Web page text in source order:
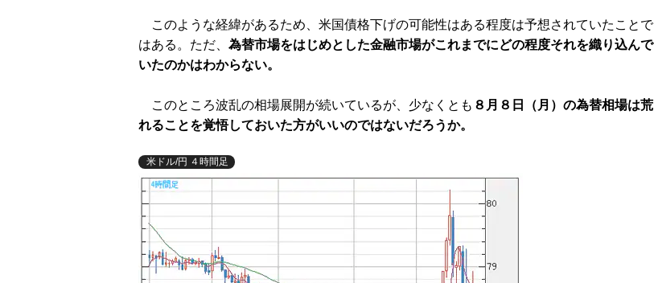
このような経緯があるため、米国債格下げの可能性はある程度は予想されていたことで
はある。ただ、 為替市場をはじめとした金融市場がこれまでにどの程度それを織り込んで
いたのかはわからない。
このところ波乱の相場展開が続いているが、少なくとも ８月８日（月）の為替相場は荒
れることを覚悟しておいた方がいいのではないだろうか。
米ドル/円 ４時間足